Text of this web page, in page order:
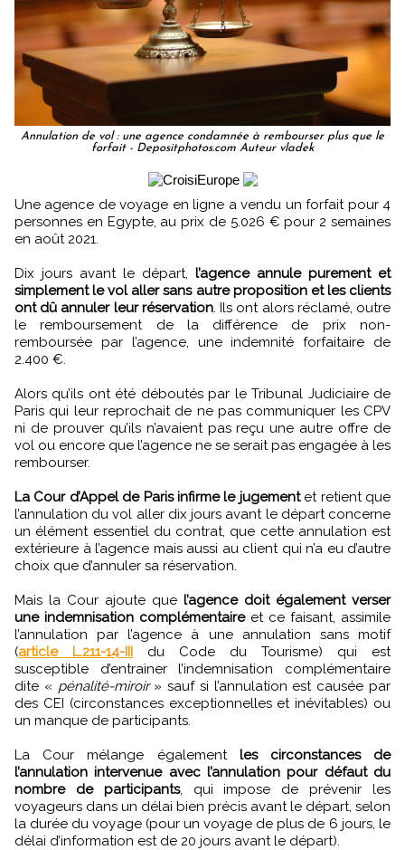
Annulation de vol : une agence condamnée à rembourser plus que le
forfait - Depositphotos.com Auteur vladek
Une agence de voyage en ligne a vendu un forfait pour 4
personnes en Egypte, au prix de 5.026 € pour 2 semaines
en août 2021.
Dix jours avant le départ, l’agence annule purement et
simplement le vol aller sans autre proposition et les clients
ont dû annuler leur réservation. Ils ont alors réclamé, outre
le remboursement de la différence de prix non-
remboursée par l’agence, une indemnité forfaitaire de
2.400 €.
Alors qu’ils ont été déboutés par le Tribunal Judiciaire de
Paris qui leur reprochait de ne pas communiquer les CPV
ni de prouver qu’ils n’avaient pas reçu une autre offre de
vol ou encore que l’agence ne se serait pas engagée à les
rembourser.
La Cour d’Appel de Paris infirme le jugement et retient que
l’annulation du vol aller dix jours avant le départ concerne
un élément essentiel du contrat, que cette annulation est
extérieure à l’agence mais aussi au client qui n’a eu d’autre
choix que d’annuler sa réservation.
Mais la Cour ajoute que l’agence doit également verser
une indemnisation complémentaireet ce faisant, assimile
l’annulation par l’agence à une annulation sans motif
(article L.211-14-III du Code du Tourisme) qui est
susceptible d’entrainer l’indemnisation complémentaire
dite « pénalité-miroir» sauf si l’annulation est causée par
des CEI (circonstances exceptionnelles et inévitables) ou
un manque de participants.
La Cour mélange également les circonstances de
l’annulation intervenue avec l’annulation pour défaut du
nombre de participants, qui impose de prévenir les
voyageurs dans un délai bien précis avant le départ, selon
la durée du voyage (pour un voyage de plus de 6 jours, le
délai d’information est de 20 jours avant le départ).